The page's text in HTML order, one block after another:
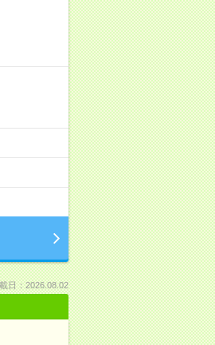
日：2026.08.02